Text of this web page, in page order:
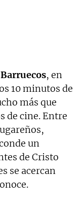
, en
10 minutos de
más que
de cine. Entre
un
de Cristo
se acercan